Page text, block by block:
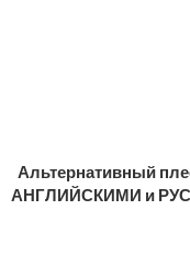
Альтернативный
АНГЛИЙСКИМИ и